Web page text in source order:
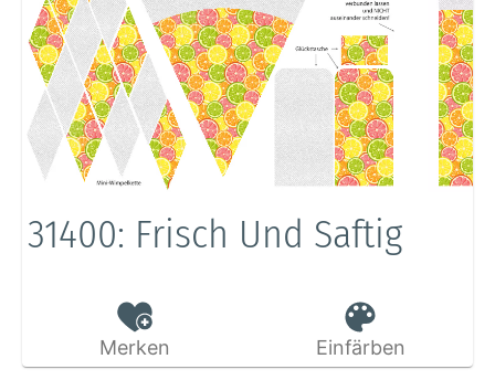
31400: Frisch Und Saftig
Merken Einfärben